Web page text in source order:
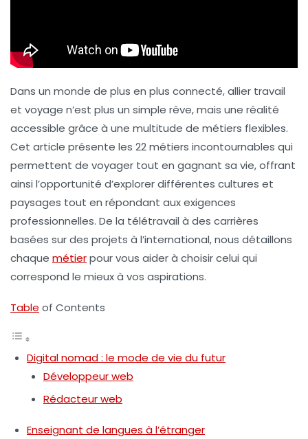
Dans un monde de plus en plus connecté, allier travail
et voyage n’est plus un simple rêve, mais une réalité
accessible grâce à une multitude de métiers flexibles.
Cet article présente les 22 métiers incontournables qui
permettent de voyager tout en gagnant sa vie, offrant
ainsi l’opportunité d’explorer différentes cultures et
paysages tout en répondant aux exigences
professionnelles. De la télétravail à des carrières
basées sur des projets à l’international, nous détaillons
chaque métierpour vous aider à choisir celui qui
correspond le mieux à vos aspirations.
Table of Contents
Digital nomad : le mode de vie du futur
Développeur web
Rédacteur web
Enseignant de langues à l’étranger